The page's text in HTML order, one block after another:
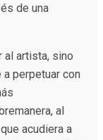
de una
al artista, sino
perpetuar con
al
acudiera a